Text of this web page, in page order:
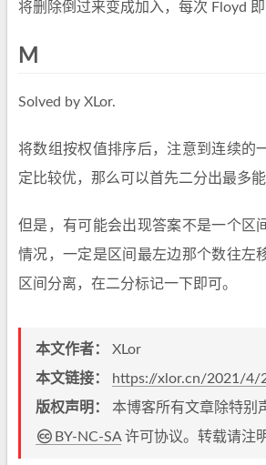
将删除倒过来变成加入，每次 Floyd 即
M
Solved by XLor.
将数组按权值排序后，注意到连续的
定比较优，那么可以首先二分出最多能
但是，有可能会出现答案不是一个区
情况，一定是区间最左边那个数往左
区间分离，在二分标记一下即可。
本文作者： XLor
本文链接：
https://xlor.cn/2021/4/
版权声明： 本博客所有文章除特别
BY-NC-SA许可协议。转载请注